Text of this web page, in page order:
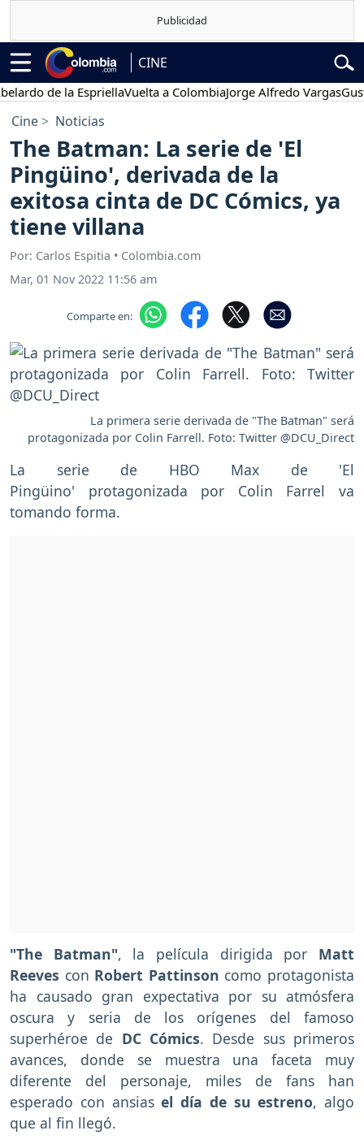
CINE
de la EspriellaVuelta a ColombiaJorge Alfredo Vargas
Cine Noticias
The Batman: La serie de 'El
Pingüino', derivada de la
exitosa cinta de DC Cómics, ya
tiene villana
Por: Carlos Espitia • Colombia.com
Mar, 01 Nov 2022 11:56 am
Comparte en:
La primera serie derivada de "The Batman" será
protagonizada por Colin Farrell. Foto: Twitter @DCU_Direct
La serie de HBO Max de 'El
Pingüino' protagonizada por Colin Farrel va
tomando forma.
"The Batman", la película dirigida por Matt
Reeves con Robert Pattinson como protagonista
ha causado gran expectativa por su atmósfera
oscura y seria de los orígenes del famoso
superhéroe de DC Cómics. Desde sus primeros
avances, donde se muestra una faceta muy
diferente del personaje, miles de fans han
esperado con ansiasel día de su estreno, algo
que al fin llegó.